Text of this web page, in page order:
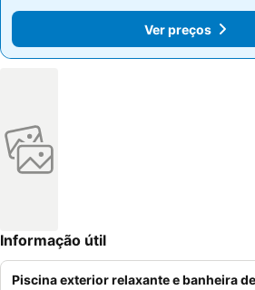
Ver preços
Ver preços
Informação útil
Piscina exterior relaxante e banheira